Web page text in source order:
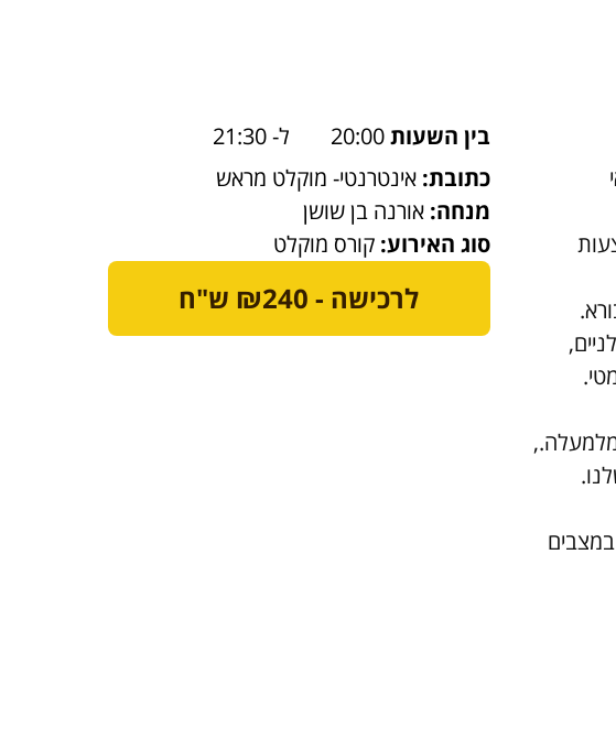
מלמעלה.,
בין השעות20:00
ל- 21:30
כתובת: אינטרנטי- מוקלט מראש
מנחה:אורנה בן שושן
סוג האירוע:קורס מוקלט
לרכישה - ₪240 ש"ח